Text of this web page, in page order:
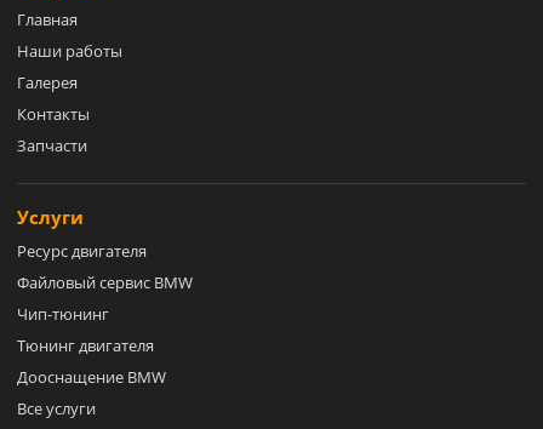
Главная
Наши работы
Галерея
Контакты
Запчасти
Услуги
Ресурс двигателя
Файловый сервис BMW
Чип-тюнинг
Тюнинг двигателя
Дооснащение BMW
Все услуги